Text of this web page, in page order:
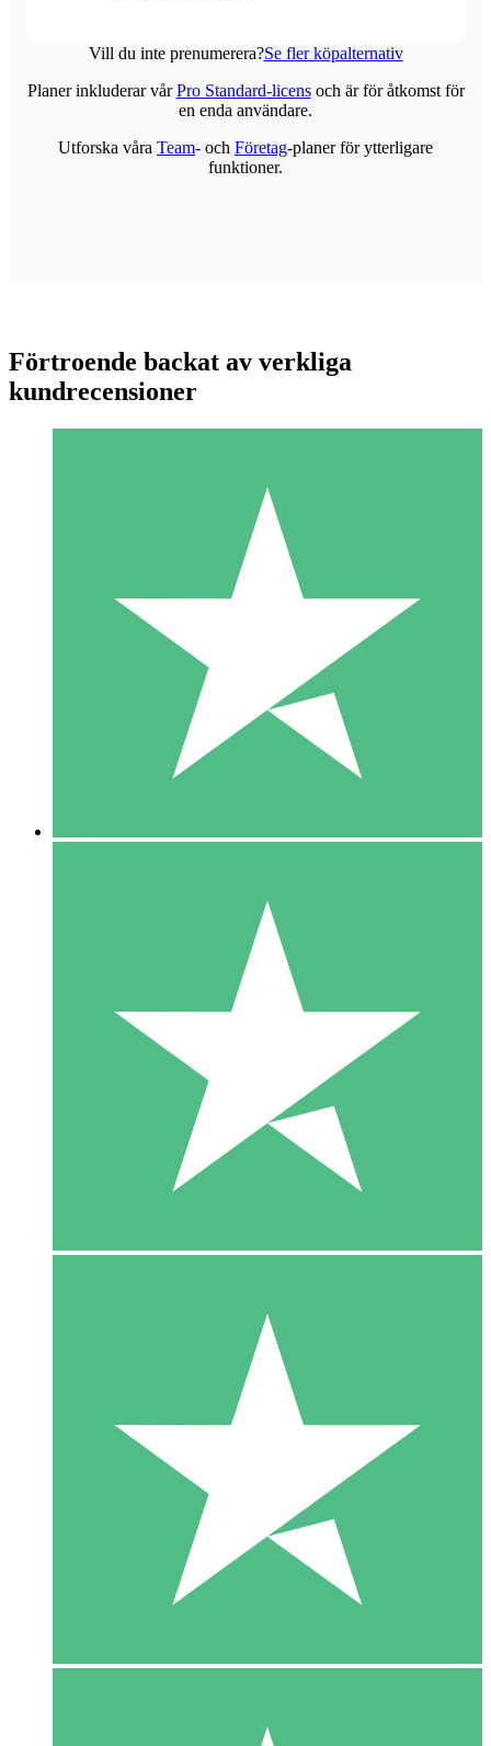
Vill du inte prenumerera?Se fler köpalternativ
Individuella Kreditpaket
Betala per användning med nedladdningskrediter. Inget
1 Nedladdningar
10 00
10 Nedladdningar
20 00
Planer inkluderar vårPro Standard-licensoch är för åtkomst för
en enda användare.
Utforska våra Team- och Företag-planer för ytterligare
funktioner.
Förtroende backat av verkliga
kundrecensioner